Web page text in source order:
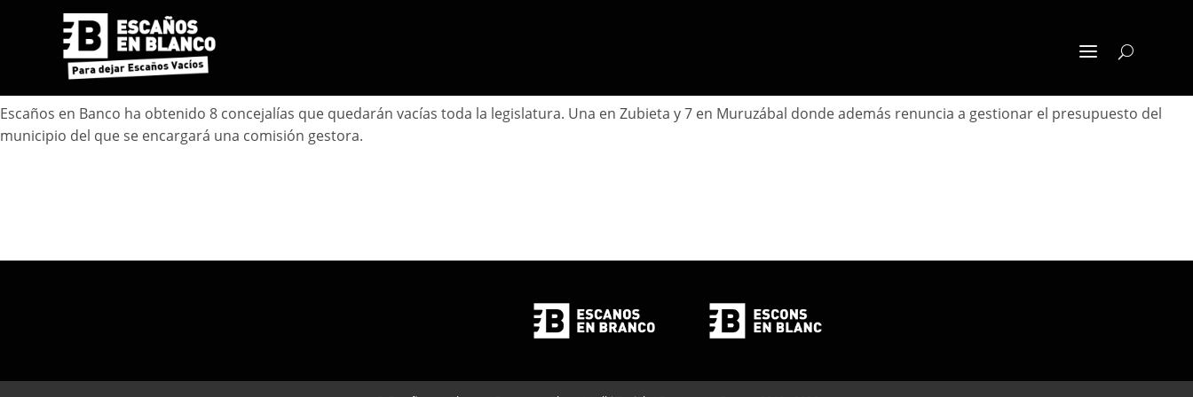
Escaños en Banco ha obtenido 8 concejalías que quedarán vacías toda la legislatura. Una en Zubieta y 7 en Muruzábal donde además renuncia a gestionar el presupuesto del
municipio del que se encargará una comisión gestora.